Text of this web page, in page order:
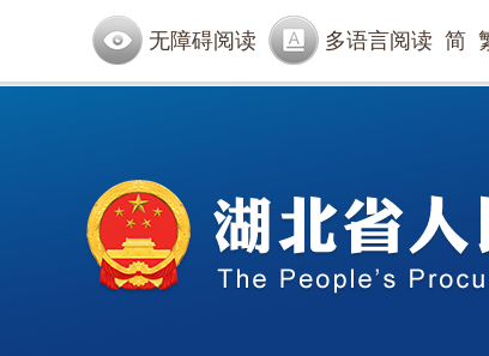
无障碍阅读 多语言阅读 简